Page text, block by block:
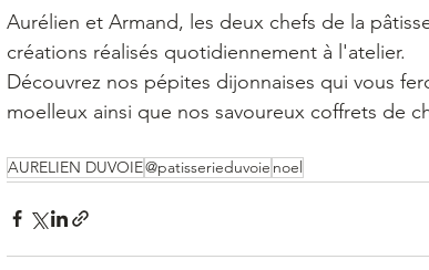
Aurélien et Armand, les deux chefs de la
créations réalisés quotidiennement à l'atelier.
Découvrez nos pépites dijonnaises qui vous
moelleux ainsi que nos savoureux coffrets de
AURELIEN DUVOIE@patisserieduvoie noel